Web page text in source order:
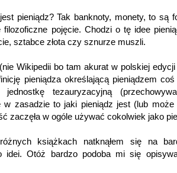
pieniądz? Tak banknoty, monety, to są
pojęcie. Chodzi o tę idee
sztabce złota czy sznurze muszli.
Wikipedii bo tam akurat w polskiej edycji
pieniądza określającą pieniądzem
tezauryzacyjną
w zasadzie to jaki pieniądz jest (lub
zaczęła w ogóle używać cokolwiek jako
książkach natknąłem się na
idei. Otóż bardzo podoba mi się